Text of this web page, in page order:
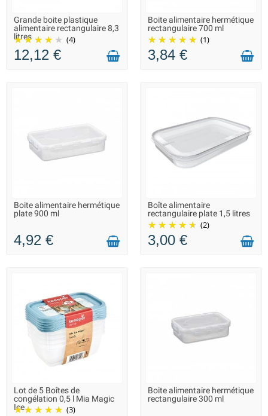
LIVRAISON 2 À 3 JOURS
Grande boite plastique
alimentaire rectangulaire 8,3
litres
(4)
12,12 €
LIVRAISON 2 À 3 JOURS
Boite alimentaire hermétique
rectangulaire 700 ml
(1)
3,84 €
LIVRAISON 2 À 3 JOURS
Boite alimentaire hermétique
plate 900 ml
4,92 €
EN STOCK DANS 10 JOURS -
VOUS POUVEZ COMMANDER
Boîte alimentaire
rectangulaire plate 1,5 litres
(2)
3,00 €
LIVRAISON 2 À 3 JOURS
Lot de 5 Boîtes de
congélation 0,5 l Mia Magic
Ice
(3)
LIVRAISON 2 À 3 JOURS
Boite alimentaire hermétique
rectangulaire 300 ml